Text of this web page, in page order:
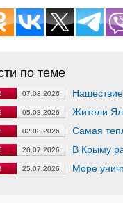
по теме
07.08.2026
05.08.2026 Жители
02.08.2026 Самая
26.07.2026 В Крыму
25.07.2026 Море